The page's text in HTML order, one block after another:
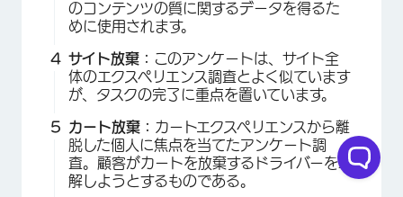
のコンテンツの質に関するデータを得るた
めに使用されます。
サイト放棄： このアンケートは、サイト全
体のエクスペリエンス調査とよく似ています
が、タスクの完了に重点を置いています。
カート放棄： カートエクスペリエンスから離
脱した個人に焦点を当てたアンケート調
査。顧客がカートを放棄するドライバーを理
解しようとするものである。